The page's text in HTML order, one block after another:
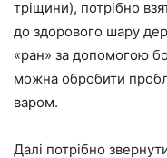
тріщини), потрібно
до здорового шару
«ран» за допомогою
можна обробити
варом.
Далі потрібно